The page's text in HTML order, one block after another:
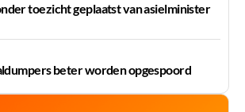
toezicht geplaatst van asielminister
beter worden opgespoord